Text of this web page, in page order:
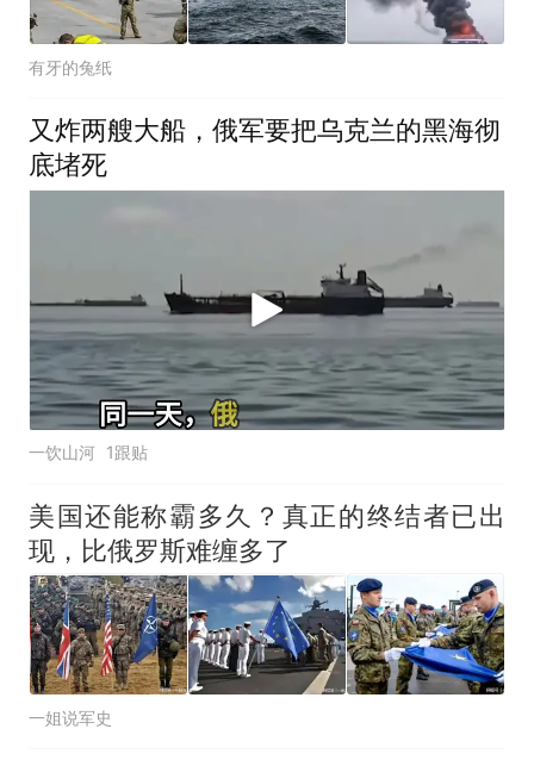
有牙的兔纸
又炸两艘大船，俄军要把乌克兰的黑海彻
底堵死
一饮山河 1跟贴
美国还能称霸多久？真正的终结者已出
现，比俄罗斯难缠多了
一姐说军史